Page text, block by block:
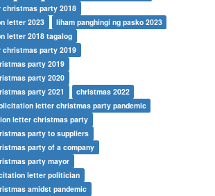
party 2018
letter 2023
liham panghingi ng pasko 2023
letter 2018 tagalog
party 2019
party 2019
party 2020
party 2021
christmas 2022
letter christmas party pandemic
letter christmas party
party to suppliers
party of a company
party mayor
letter politician
amidst pandemic